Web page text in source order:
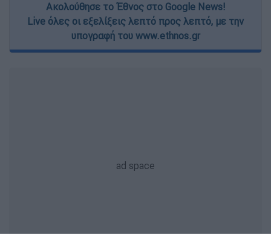
Ακολούθησε το Έθνος στο Google News!
Live όλες οι εξελίξεις λεπτό προς λεπτό, με την
υπογραφή του www.ethnos.gr